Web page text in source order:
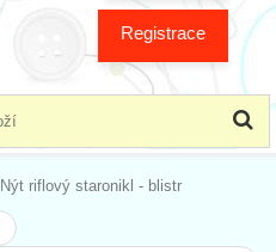
Registrace
Nýt riflový staronikl - blistr